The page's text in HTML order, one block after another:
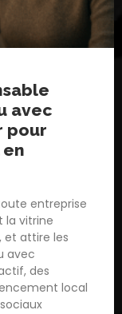
avec
pour
entreprise
la vitrine
et attire les
avec
des
local